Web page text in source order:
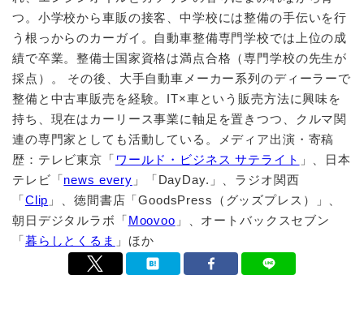
つ。小学校から車販の接客、中学校には整備の手伝いを行
う根っからのカーガイ。自動車整備専門学校では上位の成
績で卒業。整備士国家資格は満点合格（専門学校の先生が
採点）。 その後、大手自動車メーカー系列のディーラーで
整備と中古車販売を経験。IT×車という販売方法に興味を
持ち、現在はカーリース事業に軸足を置きつつ、クルマ関
連の専門家としても活動している。メディア出演・寄稿
歴：テレビ東京「 ワールド・ビジネス サテライト 」、日本
テレビ「news every 」「DayDay.」、ラジオ関西
「Clip 」、徳間書店「GoodsPress（グッズプレス）」、
朝日デジタルラボ「Moovoo 」、オートバックスセブン
「暮らしとくるま 」ほか